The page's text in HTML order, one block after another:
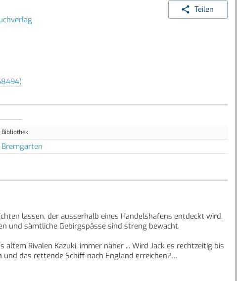
Teilen
Bibliothek
Bremgarten
lassen, der ausserhalb eines Handelshafens entdeckt wird.
und sämtliche Gebirgspässe sind streng bewacht.
Rivalen Kazuki, immer näher ... Wird Jack es rechtzeitig bis
das rettende Schiff nach England erreichen?